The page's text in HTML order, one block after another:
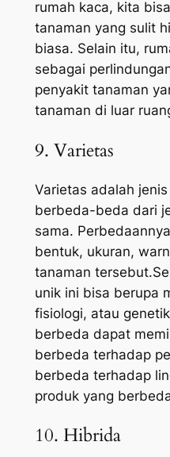
rumah kaca, kita
tanaman yang sulit
biasa. Selain itu,
sebagai
penyakit tanaman
tanaman di luar
9. Varietas
Varietas adalah
berbeda-beda dari
sama.
bentuk, ukuran,
tanaman
unik ini bisa berupa
fisiologi, atau
berbeda dapat
berbeda terhadap
berbeda terhadap
produk yang
10. Hibrida